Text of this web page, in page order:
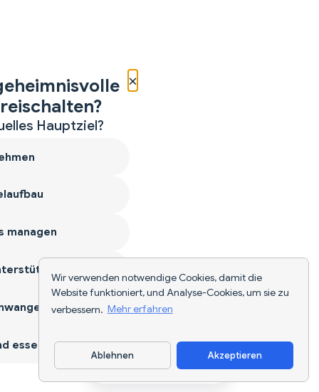
Wir verwenden notwendige Cookies, damit die
Website funktioniert, und Analyse-Cookies, um sie zu
verbessern. Mehr erfahren
Ablehnen Akzeptieren
App herunterladen
×
Hauptziel?
managen
essen